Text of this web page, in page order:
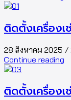
ติดตั้งเครื่องเ
28 สิงหาคม 2025 /
Continue reading
ติดตั้งเครื่องเ